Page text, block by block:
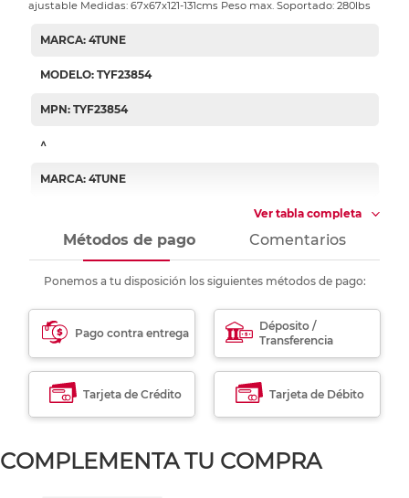
ajustable Medidas: 67x67x121-131cms Peso max. Soportado: 280lbs
MARCA: 4TUNE
MODELO: TYF23854
MPN: TYF23854
^
MARCA: 4TUNE
Ver tabla completa
Métodos de pago Comentarios
Ponemos a tu disposición los siguientes métodos de pago:
Pago contra entrega
Déposito /
Transferencia
Tarjeta de Crédito Tarjeta de Débito
COMPLEMENTA TU COMPRA